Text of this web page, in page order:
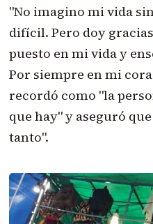
"No imagino mi vida
difícil. Pero doy
puesto en mi vida y
Por siempre en mi
recordó como "la
que hay" y aseguró
tanto".